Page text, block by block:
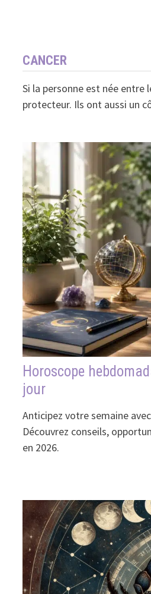
CANCER
Si la personne est née entre
protecteur. Ils ont aussi un
Horoscope
jour
Anticipez votre semaine
Découvrez conseils,
en 2026.